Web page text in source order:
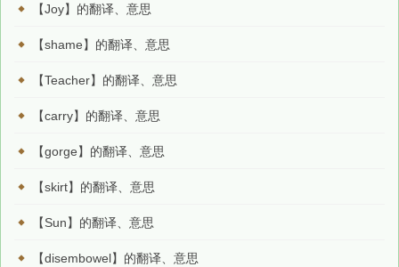
【Joy】的翻译、意思
【shame】的翻译、意思
【Teacher】的翻译、意思
【carry】的翻译、意思
【gorge】的翻译、意思
【skirt】的翻译、意思
【Sun】的翻译、意思
【disembowel】的翻译、意思